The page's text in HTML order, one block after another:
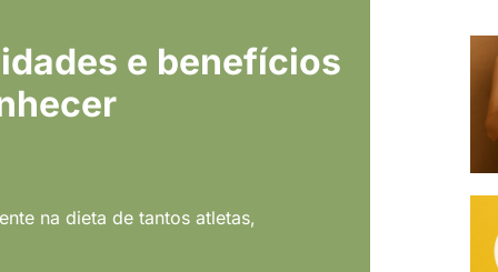
e benefícios
na dieta de tantos atletas,